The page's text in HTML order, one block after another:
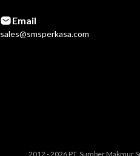
Email
sales@smsperkasa.com
2012 - 2026 PT. Sumber Makmur